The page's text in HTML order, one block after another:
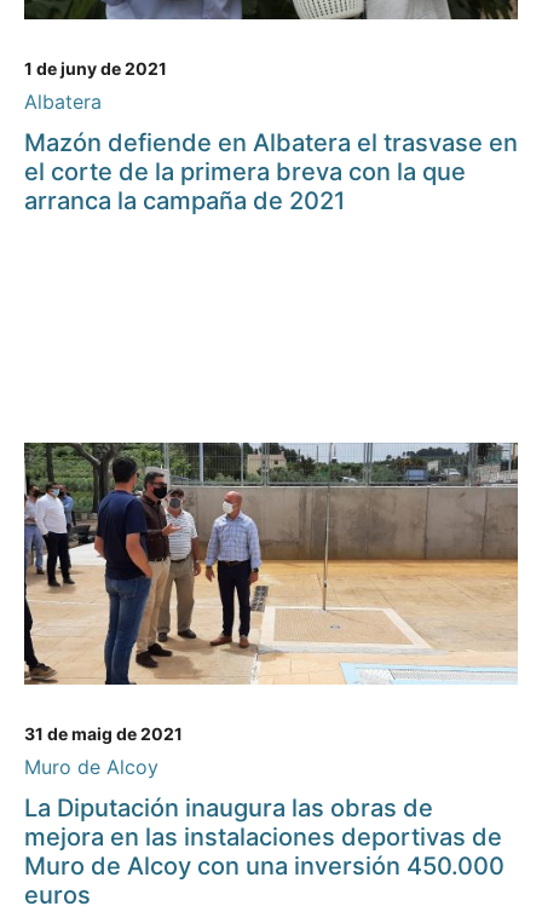
1 de juny de 2021
Albatera
Mazón defiende en Albatera el trasvase en
el corte de la primera breva con la que
arranca la campaña de 2021
31 de maig de 2021
Muro de Alcoy
La Diputación inaugura las obras de
mejora en las instalaciones deportivas de
Muro de Alcoy con una inversión 450.000
euros